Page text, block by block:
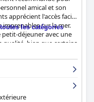
amical et son
apprécient l'accès facile
sur la mer.
déjeuner avec une
bien que certains
Les chambres sont
belles vues sur la mer,
une attention à la
arrangeant et
le service. La piscine
un espace
les catégories